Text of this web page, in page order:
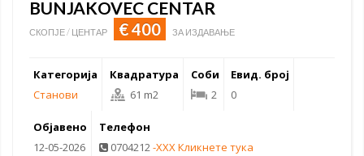
BUNJAKOVEC CENTAR
СКОПЈЕ / ЦЕНТАР € 400 ЗА ИЗДАВАЊЕ
Категорија
Станови
Квадратура
61 m2
Соби
2
Евид. број
0
Објавено
12-05-2026
Телефон
0704212-XXX Кликнете тука